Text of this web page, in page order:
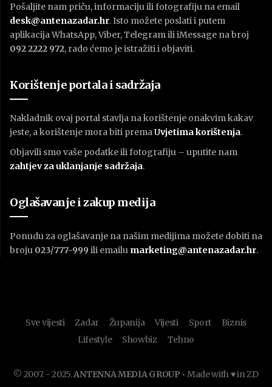
Pošaljite nam priču, informaciju ili fotografiju na email
desk@antenazadar.hr. Isto možete poslati i putem
aplikacija WhatsApp, Viber, Telegram ili iMessage na broj
092 2222 972, rado ćemo je istražiti i objaviti.
Korištenje portala i sadržaja
Nakladnik ovaj portal stavlja na korištenje onakvim kakav
jeste, a korištenje mora biti premaUvjetima korištenja.
Objavili smo vaše podatke ili fotografiju – uputite nam
zahtjev za uklanjanje sadržaja.
Oglašavanje i zakup medija
Ponudu za oglašavanje na našim medijima možete dobiti na
broju 023/777-999 ili emailu marketing@antenazadar.hr.
Sve vijesti Zadar Županija Vijesti Sport
Biznis
Lifestyle
Showbiz Tehno
© 2007. - 2025.ANTENNA MEDIA GROUP • Made with ♥ in ZD